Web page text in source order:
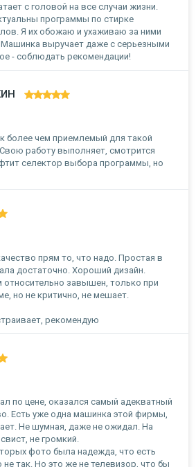
с головой на все случаи жизни.
программы по стирке
Я их обожаю и ухаживаю за ними
выручает даже с серьезными
- соблюдать рекомендации!
более чем приемлемый для такой
работу выполняет, смотрится
селектор выбора программы, но
прям то, что надо. Простая в
достаточно. Хороший дизайн.
относительно завышен, только при
но не критично, не мешает.
рекомендую
по цене, оказался самый адекватный
Есть уже одна машинка этой фирмы,
Не шумная, даже не ожидал. На
не громкий.
фото была надежда, что есть
не так. Но это же не телевизор, что бы